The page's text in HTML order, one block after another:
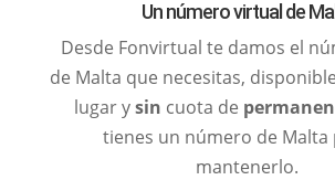
Un número virtual de
Desde Fonvirtual te damos el
de Malta que necesitas,
lugar ysin cuota de
tienes un número de Malta
mantenerlo.